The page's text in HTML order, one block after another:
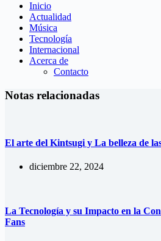
Inicio
Actualidad
Música
Tecnología
Internacional
Acerca de
Contacto
Notas relacionadas
El arte del Kintsugi y La belleza de
diciembre 22, 2024
La Tecnología y su Impacto en la
Fans